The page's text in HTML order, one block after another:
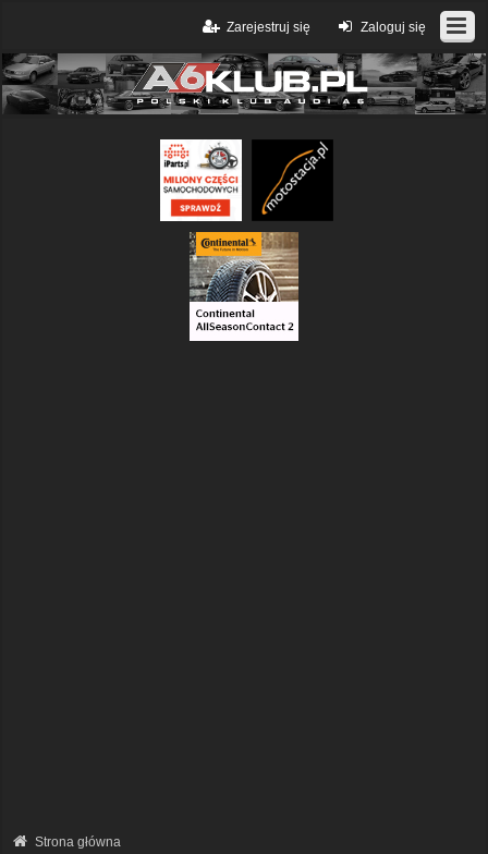
Zaloguj się
Zarejestruj się
Strona główna